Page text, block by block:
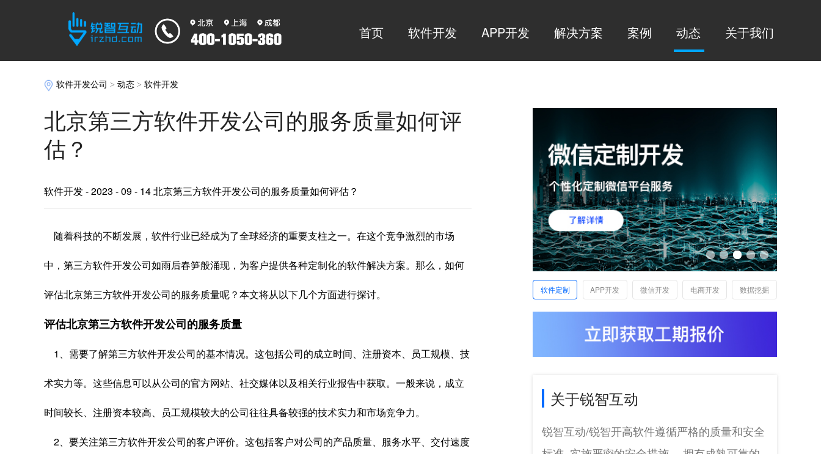
首页 软件开发 APP开发 解决方案 案例 动态 关于我们
软件开发公司 >动态 >软件开发
北京第三方软件开发公司的服务质量如何评
估？
软件开发- 2023 - 09 - 14 北京第三方软件开发公司的服务质量如何评估？
随着科技的不断发展，软件行业已经成为了全球经济的重要支柱之一。在这个竞争激烈的市场
中，第三方软件开发公司如雨后春笋般涌现，为客户提供各种定制化的软件解决方案。那么，如何
评估北京第三方软件开发公司的服务质量呢？本文将从以下几个方面进行探讨。
评估北京第三方软件开发公司的服务质量
1、需要了解第三方软件开发公司的基本情况。这包括公司的成立时间、注册资本、员工规模、技
术实力等。这些信息可以从公司的官方网站、社交媒体以及相关行业报告中获取。一般来说，成立
时间较长、注册资本较高、员工规模较大的公司往往具备较强的技术实力和市场竞争力。
2、要关注第三方软件开发公司的客户评价。这包括客户对公司的产品质量、服务水平、交付速度
软件定制 APP开发 微信开发 电商开发 数据挖掘
关于锐智互动
锐智互动/锐智开高软件遵循严格的质量和安全